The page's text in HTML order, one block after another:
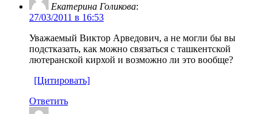
Екатерина Голикова:
27/03/2011 в 16:53
Уважаемый Виктор Арведович, а не могли бы вы
подстказать, как можно связаться с ташкентской
лютеранской кирхой и возможно ли это вообще?
[Цитировать]
Ответить